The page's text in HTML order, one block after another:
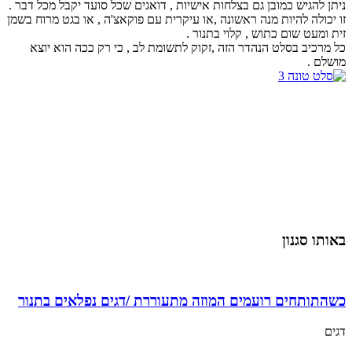
ניתן להגיש כמובן גם בצלחות אישיות , דואגים שכל סועד יקבל מכל דבר .
זו יכולה להיות מנה ראשונה ,או עיקרית עם פוקאצ'ה , או בגט מרוח בשמן
זית ומעט שום כתוש , קלוי בתנור .
כל מרכיב בסלט הנהדר הזה ,זקוק לתשומת לב , כי רק ככה הוא יוצא
מושלם .
באותו סגנון
כשהתותחים רועמים המוזה מתעוררת /דגים נפלאים בתנור
דגים